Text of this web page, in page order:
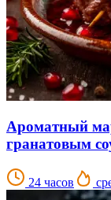
Ароматный
гранатовым
24 часов